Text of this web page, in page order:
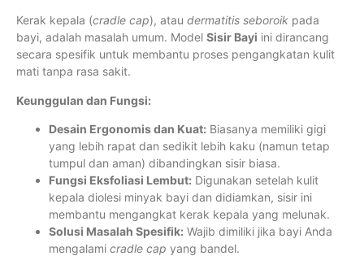
Kerak kepala (cradle cap), atau dermatitis seboroik pada
bayi, adalah masalah umum. Model Sisir Bayi ini dirancang
secara spesifik untuk membantu proses pengangkatan kulit
mati tanpa rasa sakit.
Keunggulan dan Fungsi:
Desain Ergonomis dan Kuat: Biasanya memiliki gigi
yang lebih rapat dan sedikit lebih kaku (namun tetap
tumpul dan aman) dibandingkan sisir biasa.
Fungsi Eksfoliasi Lembut: Digunakan setelah kulit
kepala diolesi minyak bayi dan didiamkan, sisir ini
membantu mengangkat kerak kepala yang melunak.
Solusi Masalah Spesifik: Wajib dimiliki jika bayi Anda
mengalami cradle cap yang bandel.